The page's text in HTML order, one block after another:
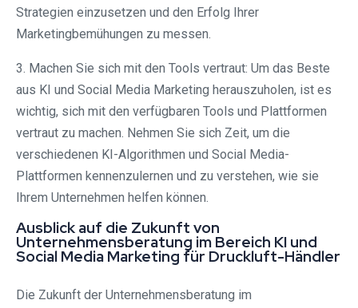
Strategien einzusetzen und den Erfolg Ihrer
Marketingbemühungen zu messen.
3. Machen Sie sich mit den Tools vertraut: Um das Beste
aus KI und Social Media Marketing herauszuholen, ist es
wichtig, sich mit den verfügbaren Tools und Plattformen
vertraut zu machen. Nehmen Sie sich Zeit, um die
verschiedenen KI-Algorithmen und Social Media-
Plattformen kennenzulernen und zu verstehen, wie sie
Ihrem Unternehmen helfen können.
Ausblick auf die Zukunft von
Unternehmensberatung im Bereich KI und
Social Media Marketing für Druckluft-Händler
Die Zukunft der Unternehmensberatung im